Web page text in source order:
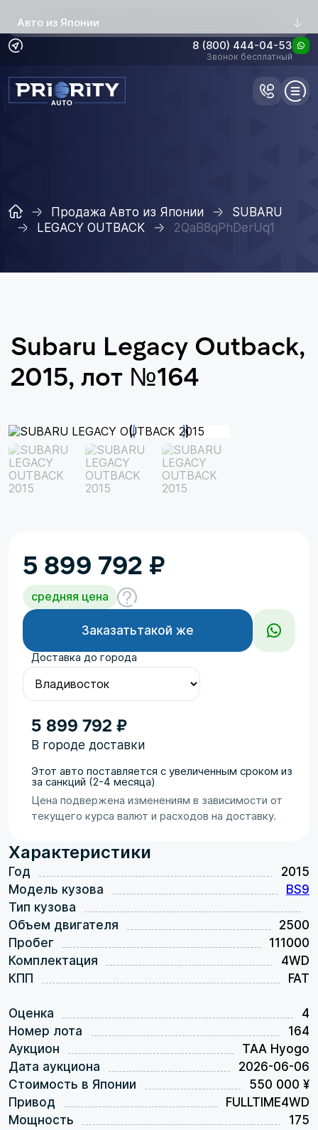
Авто из Японии
8 (800) 444-04-53
Звонок бесплатный
Продажа Авто из Японии
SUBARU
LEGACY OUTBACK
2QaB8qPhDerUq1
Subaru Legacy Outback,
2015, лот №164
Характеристики
Год
2015
Модель кузова
BS9
Тип кузова
Объем двигателя
2500
Пробег
111000
Комплектация
4WD
КПП
FAT
Оценка
4
Номер лота
164
Аукцион
TAA Hyogo
Дата аукциона
2026-06-06
Стоимость в Японии
550 000 ¥
Привод
FULLTIME4WD
Мощность
175
5 899 792 ₽
средняя цена
Заказатьтакой же
Доставка до города
5 899 792 ₽
В городе доставки
Этот авто поставляется с увеличенным сроком из
за санкций (2-4 месяца)
Цена подвержена изменениям в зависимости от
текущего курса валют и расходов на доставку.